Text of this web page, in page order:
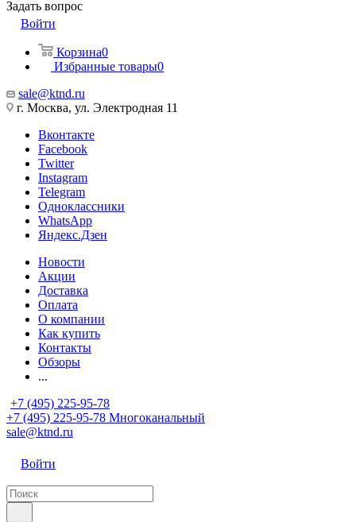
Задать вопрос
Войти
Корзина0
Избранные товары0
sale@ktnd.ru
г. Москва, ул. Электродная 11
Вконтакте
Facebook
Twitter
Instagram
Telegram
Одноклассники
WhatsApp
Яндекс.Дзен
Новости
Акции
Доставка
Оплата
О компании
Как купить
Контакты
Обзоры
...
+7 (495) 225-95-78
+7 (495) 225-95-78 Многоканальный
sale@ktnd.ru
Войти